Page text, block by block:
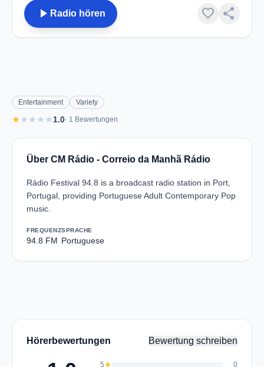
play_arrow Radio hören favorite share
Entertainment Variety
starstar star star star1.0· 1 Bewertungen
Über CM Rádio - Correio da Manhã Rádio
Rádio Festival 94.8 is a broadcast radio station in Port,
Portugal, providing Portuguese Adult Contemporary Pop
music.
FREQUENZ
94.8 FM
SPRACHE
Portuguese
Hörerbewertungen Bewertung schreiben
5star 0